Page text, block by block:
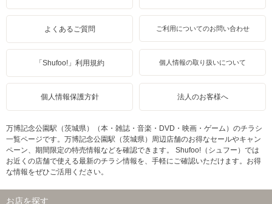
よくあるご質問 ご利用についてのお問い合わせ
「Shufoo!」利用規約 個人情報の取り扱いについて
個人情報保護方針 法人のお客様へ
万博記念公園駅（茨城県）（本・雑誌・音楽・DVD・映画・ゲーム）のチラシ
一覧ページです。万博記念公園駅（茨城県）周辺店舗のお得なセールやキャン
ペーン、期間限定の特売情報などを確認できます。 Shufoo!（シュフー）では
お近くの店舗で使える最新のチラシ情報を、手軽にご確認いただけます。お得
な情報をぜひご活用ください。
お店を探す